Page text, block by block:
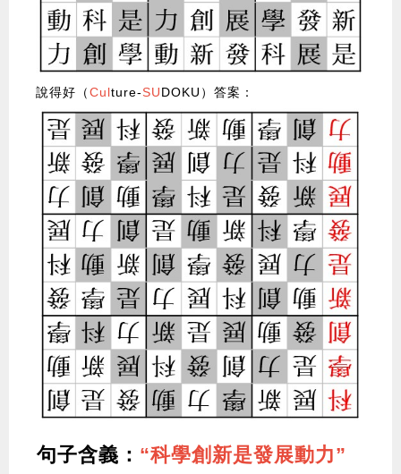
說得好（Culture-SUDOKU）答案：
句子含義： “科學創新是發展動力”